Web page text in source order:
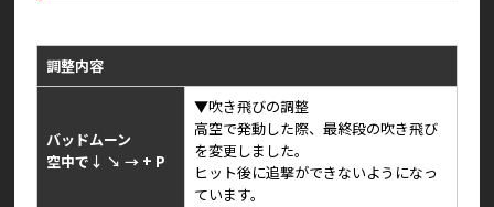
調整内容
バッドムーン
空中で↓ ↘ → + P
▼吹き飛びの調整
高空で発動した際、最終段の吹き飛び
を変更しました。
ヒット後に追撃ができないようになっ
ています。